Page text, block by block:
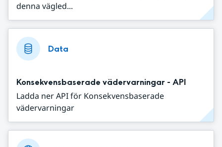
denna vägled...
Data
Konsekvensbaserade vädervarningar - API
Ladda ner API för Konsekvensbaserade
vädervarningar